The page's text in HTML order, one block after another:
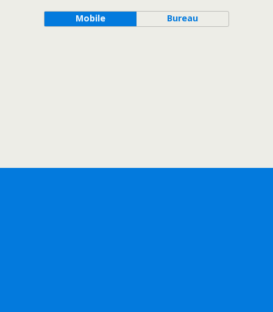
Mobile Bureau